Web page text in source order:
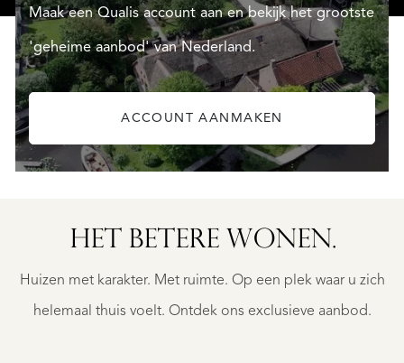
Maak een Qualis account aan en bekijk het grootste
'geheime aanbod' van Nederland.
ACCOUNT AANMAKEN
HET BETERE WONEN.
Huizen met karakter. Met ruimte. Op een plek waar u zich
helemaal thuis voelt. Ontdek ons exclusieve aanbod.
SAINTE-
FOY-
€